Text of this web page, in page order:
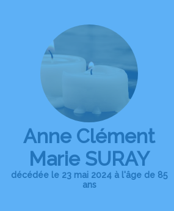
Anne Clément
Marie SURAY
décédée le 23 mai 2024 à l'âge de 85
ans